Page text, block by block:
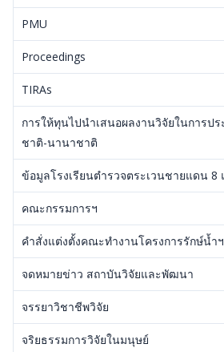
PMU
Proceedings
TIRAs
การให้ทุนไปนำเสนอผลงานวิจัยในการป
ชาติ-นานาชาติ
ข้อมูลโรงเรียนตำรวจตระเวนชายแดน 8
คณะกรรมการฯ
คำสั่งแต่งตั้งคณะทำงานโครงการรักษ์น้ำฯ
จดหมายข่าว สถาบันวิจัยและพัฒนา
จรรยาวิชาชีพวิจัย
จริยธรรมการวิจัยในมนุษย์